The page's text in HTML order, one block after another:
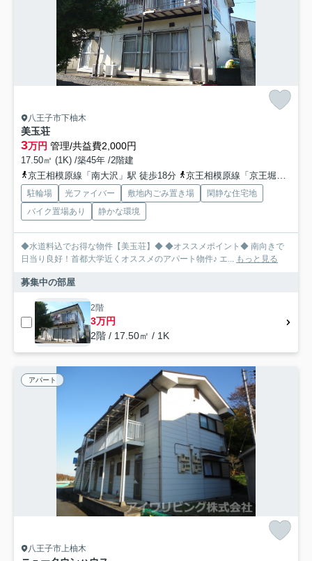
八王子市下柚木
美玉荘
3万円 管理/共益費2,000円
17.50㎡ (1K) /築45年 /2階建
京王相模原線「南大沢」駅 徒歩18分
京王相模原線「京王堀之内」駅 徒歩30分
駐輪場 光ファイバー 敷地内ごみ置き場
閑静な住宅地
バイク置場あり
静かな環境
◆水道料込でお得な物件【美玉荘】◆ ◆オススメポイント◆ 南向きで
日当り良好！首都大学近くオススメのアパート物件♪ エ... もっと見る
募集中の部屋
2階
3万円
2階 / 17.50㎡ / 1K
アパート
八王子市上柚木